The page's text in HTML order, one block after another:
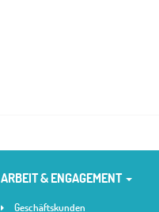
ARBEIT & ENGAGEMENT
Geschäftskunden